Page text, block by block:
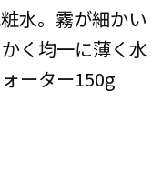
水。霧が細かい
く均一に薄く水
ーター150g